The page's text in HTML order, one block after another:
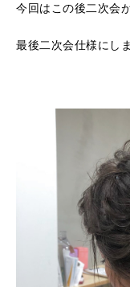
今回はこの後二次会
最後二次会仕様にし